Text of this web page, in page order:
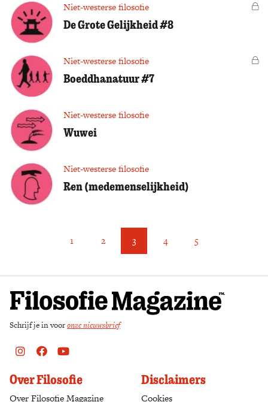
Niet-westerse filosofie
De Grote Gelijkheid #8
Niet-westerse filosofie
Boeddhanatuur #7
Niet-westerse filosofie
Wuwei
Niet-westerse filosofie
Ren (medemenselijkheid)
1 2 3 4 5
Schrijf je in vooronze nieuwsbrief
Instagram
FacebookYoutube
Over Filosofie
Over Filosofie Magazine
Disclaimers
Cookies